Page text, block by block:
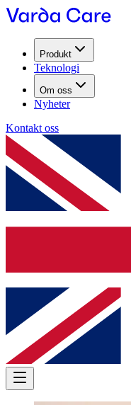
Produkt
Teknologi
Om oss
Nyheter
Kontakt oss